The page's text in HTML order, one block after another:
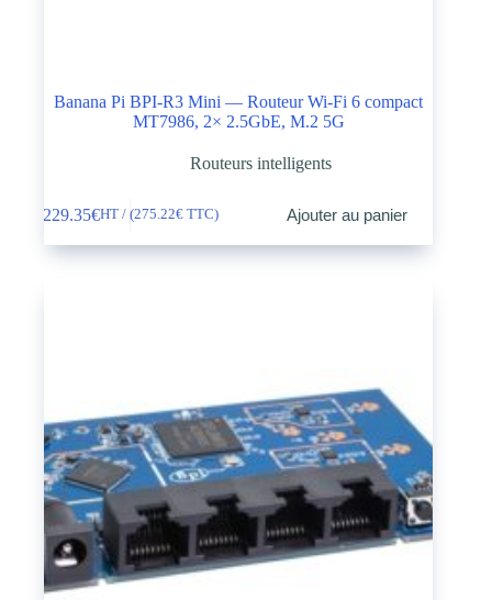
Banana Pi BPI-R3 Mini — Routeur Wi-Fi 6 compact
MT7986, 2× 2.5GbE, M.2 5G
Routeurs intelligents
229.35€HT / (275.22€TTC) Ajouter au panier